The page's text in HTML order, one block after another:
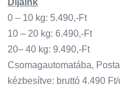
0 – 10 kg: 5.490,-Ft
10 – 20 kg: 6.490,-Ft
20– 40 kg: 9.490,-Ft
Csomagautomatába,
kézbesítve: bruttó 4.490 Ft/